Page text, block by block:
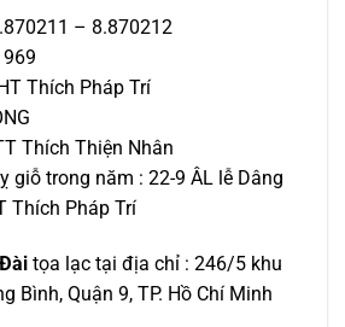
– 8.870212
Thích Pháp Trí
Thích Thiện Nhân
giỗ trong năm : 22-9 ÂL lễ Dâng
Thích Pháp Trí
tọa lạc tại địa chỉ : 246/5 khu
Bình, Quận 9, TP. Hồ Chí Minh